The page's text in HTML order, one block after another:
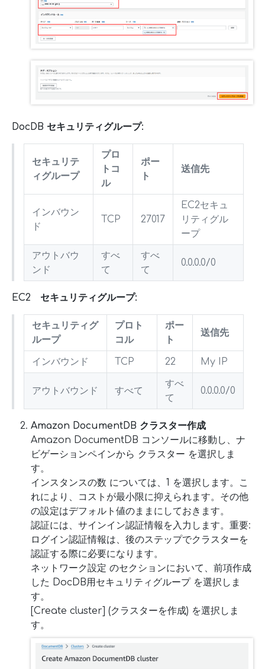
DocDB セキュリティグループ:
セキュリテ
ィグループ
プロ
トコ
ル
ポー
ト
送信先
インバウン
ド
TCP 27017
EC2セキュ
リティグル
ープ
アウトバウ
ンド
すべ
て
すべ
て
0.0.0.0/0
EC2 セキュリティグループ:
セキュリティグ
ループ
プロト
コル
ポー
ト
送信先
インバウンド TCP 22 My IP
アウトバウンド すべて
すべ
て
0.0.0.0/0
Amazon DocumentDB クラスター作成
Amazon DocumentDB コンソールに移動し、ナ
ビゲーションペインから クラスター を選択しま
す。
インスタンスの数 については、1 を選択します。こ
れにより、コストが最小限に抑えられます。その他
の設定はデフォルト値のままにしておきます。
認証には、サインイン認証情報を入力します。重要:
ログイン認証情報は、後のステップでクラスターを
認証する際に必要になります。
ネットワーク設定 のセクションにおいて、前項作成
した DocDB用セキュリティグループ を選択しま
す。
[Create cluster] (クラスターを作成) を選択しま
す。